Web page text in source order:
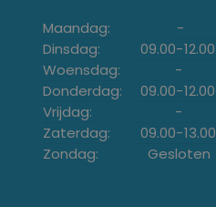
Maandag: -
Dinsdag:
09.00-12.00
Woensdag:
-
Donderdag:
09.00-12.00
Vrijdag:
-
Zaterdag:
09.00-13.00
Zondag:
Gesloten